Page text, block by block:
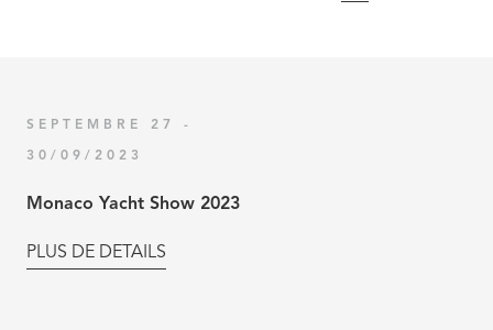
SEPTEMBRE 27 -
30/09/2023
Monaco Yacht Show 2023
PLUS DE DETAILS